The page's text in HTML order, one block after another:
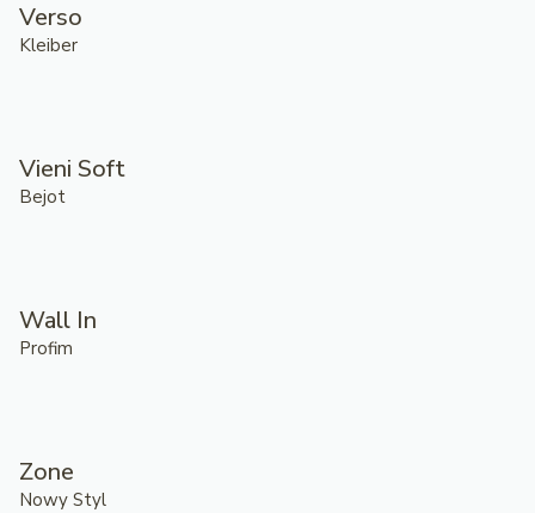
Verso
Kleiber
Vieni Soft
Bejot
Wall In
Profim
Zone
Nowy Styl